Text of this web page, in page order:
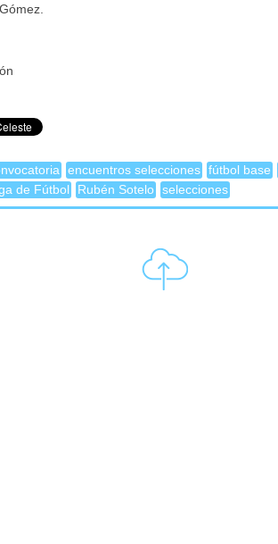
encuentros selecciones fútbol base
de Fútbol
Rubén Sotelo selecciones